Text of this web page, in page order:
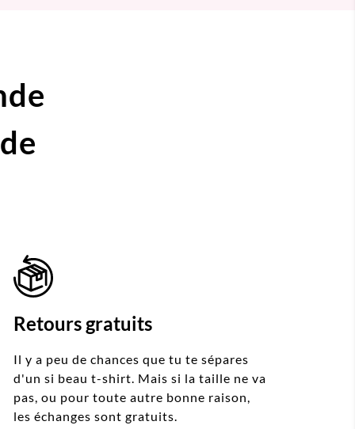
Retours gratuits
Il y a peu de chances que tu te sépares
d'un si beau t-shirt. Mais si la taille ne va
pas, ou pour toute autre bonne raison,
les échanges sont gratuits.